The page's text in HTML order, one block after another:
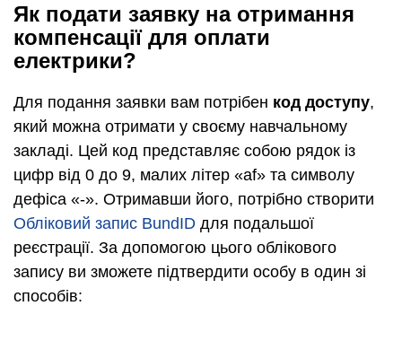
Як подати заявку на отримання
компенсації для оплати
електрики?
Для подання заявки вам потрібен код доступу,
який можна отримати у своєму навчальному
закладі. Цей код представляє собою рядок із
цифр від 0 до 9, малих літер «af» та символу
дефіса «-». Отримавши його, потрібно створити
Обліковий запис BundID для подальшої
реєстрації. За допомогою цього облікового
запису ви зможете підтвердити особу в один зі
способів: